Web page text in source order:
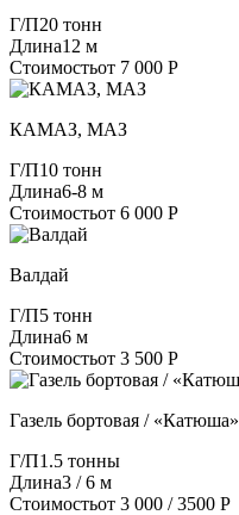
Г/П20 тонн
Длина12 м
Стоимостьот 7 000 Р
КАМАЗ, МАЗ
Г/П10 тонн
Длина6-8 м
Стоимостьот 6 000 Р
Валдай
Г/П5 тонн
Длина6 м
Стоимостьот 3 500 Р
Газель бортовая / «Катюша»
Г/П1.5 тонны
Длина3 / 6 м
Стоимостьот 3 000 / 3500 Р